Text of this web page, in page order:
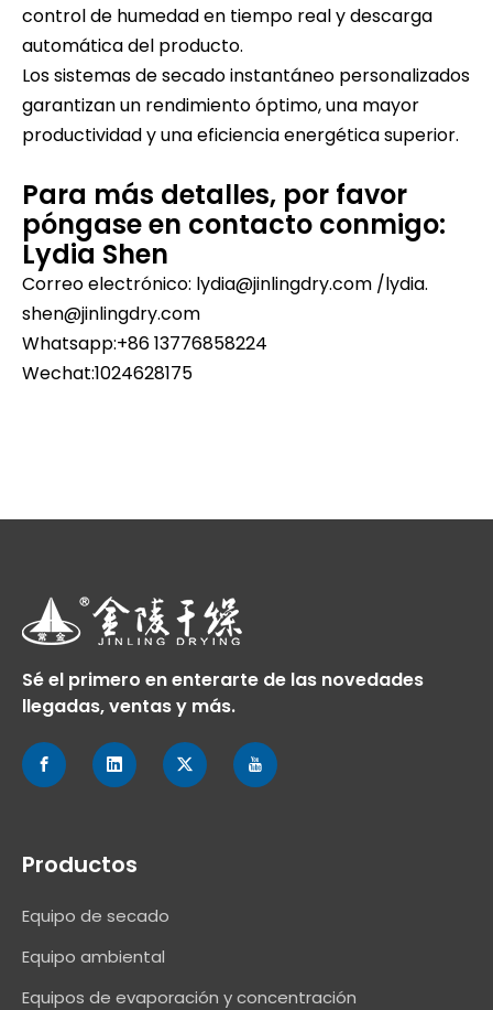
control de humedad en tiempo real y descarga
automática del producto.
Los sistemas de secado instantáneo personalizados
garantizan un rendimiento óptimo, una mayor
productividad y una eficiencia energética superior.
Para más detalles, por favor
póngase en contacto conmigo:
Lydia Shen
Correo electrónico: lydia@jinlingdry.com /lydia.
shen@jinlingdry.com
Whatsapp:+86 13776858224
Wechat:1024628175
Sé el primero en enterarte de las novedades
llegadas, ventas y más.
Productos
Equipo de secado
Equipo ambiental
Equipos de evaporación y concentración